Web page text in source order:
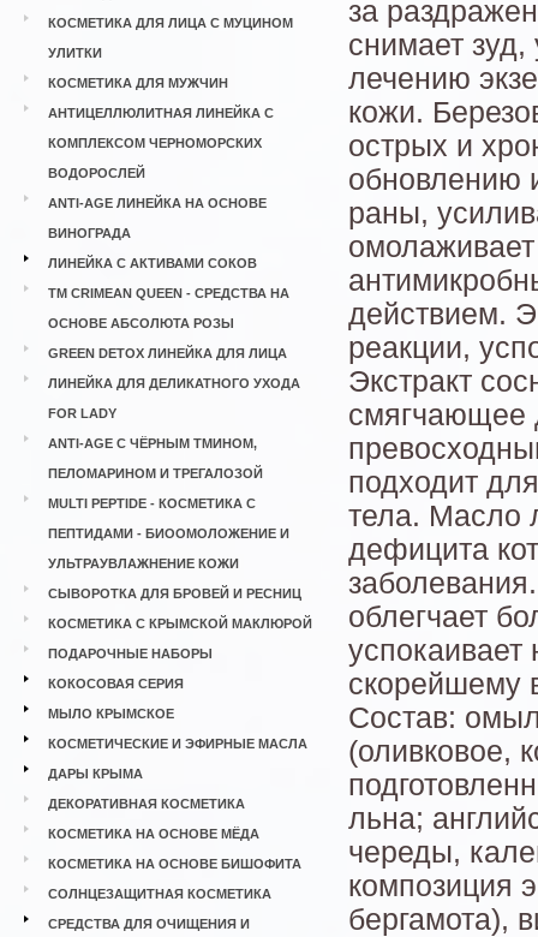
КОСМЕТИКА ДЛЯ ЛИЦА С МУЦИНОМ
УЛИТКИ
КОСМЕТИКА ДЛЯ МУЖЧИН
АНТИЦЕЛЛЮЛИТНАЯ ЛИНЕЙКА С
КОМПЛЕКСОМ ЧЕРНОМОРСКИХ
ВОДОРОСЛЕЙ
ANTI-AGE ЛИНЕЙКА НА ОСНОВЕ
ВИНОГРАДА
ЛИНЕЙКА С АКТИВАМИ СОКОВ
ТМ CRIMEAN QUEEN - СРЕДСТВА НА
ОСНОВЕ АБСОЛЮТА РОЗЫ
GREEN DETOX ЛИНЕЙКА ДЛЯ ЛИЦА
ЛИНЕЙКА ДЛЯ ДЕЛИКАТНОГО УХОДА
FOR LADY
ANTI-AGE С ЧЁРНЫМ ТМИНОМ,
ПЕЛОМАРИНОМ И ТРЕГАЛОЗОЙ
MULTI PEPTIDE - КОСМЕТИКА С
ПЕПТИДАМИ - БИООМОЛОЖЕНИЕ И
УЛЬТРАУВЛАЖНЕНИЕ КОЖИ
СЫВОРОТКА ДЛЯ БРОВЕЙ И РЕСНИЦ
КОСМЕТИКА С КРЫМСКОЙ МАКЛЮРОЙ
ПОДАРОЧНЫЕ НАБОРЫ
КОКОСОВАЯ СЕРИЯ
МЫЛО КРЫМСКОЕ
КОСМЕТИЧЕСКИЕ И ЭФИРНЫЕ МАСЛА
ДАРЫ КРЫМА
ДЕКОРАТИВНАЯ КОСМЕТИКА
КОСМЕТИКА НА ОСНОВЕ МЁДА
КОСМЕТИКА НА ОСНОВЕ БИШОФИТА
СОЛНЦЕЗАЩИТНАЯ КОСМЕТИКА
СРЕДСТВА ДЛЯ ОЧИЩЕНИЯ И
за
снимает
лечению
кожи.
острых и
обновлению
раны,
действием.
реакции,
Экстракт
смягчающее
подходит
тела. Масло
дефицита
облегчает
успокаивает
скорейшему
Состав:
(оливковое,
льна;
череды,
композиция
бергамота),